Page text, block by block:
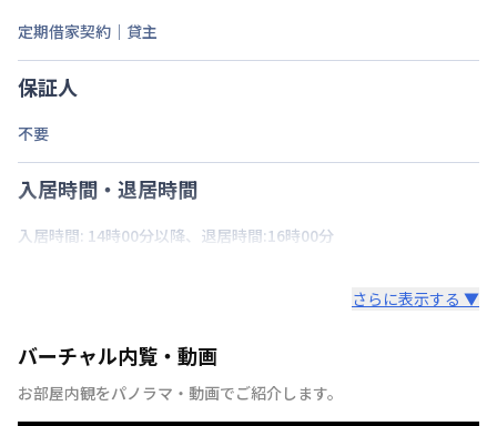
定期借家契約｜貸主
保証人
不要
入居時間・退居時間
入居時間: 14時00分以降、退居時間:16時00分
さらに表示する ▼
バーチャル内覧・動画
お部屋内観をパノラマ・動画でご紹介します。